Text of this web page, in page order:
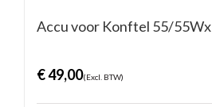
Accu voor Konftel 55/55Wx
€49,00(Excl. BTW)